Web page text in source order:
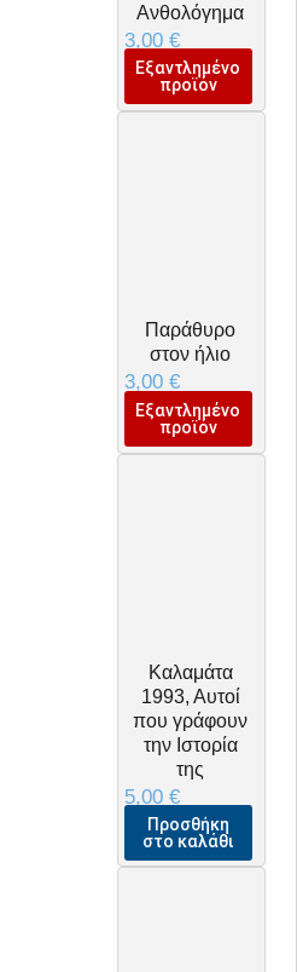
Ανθολόγημα
3,00 €
Εξαντλημένο
προϊόν
Παράθυρο
στον ήλιο
3,00 €
Εξαντλημένο
προϊόν
Καλαμάτα
1993, Αυτοί
που γράφουν
την Ιστορία
της
5,00 €
Προσθήκη
στο καλάθι